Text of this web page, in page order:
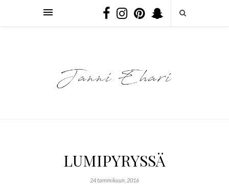
LUMIPYRYSSÄ
24 tammikuun, 2016